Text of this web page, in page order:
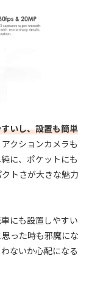
いし、設置も簡単
クションカメラも
に、ポケットにも
トさが大きな魅力
にも設置しやすい
った時も邪魔にな
ないか心配になる